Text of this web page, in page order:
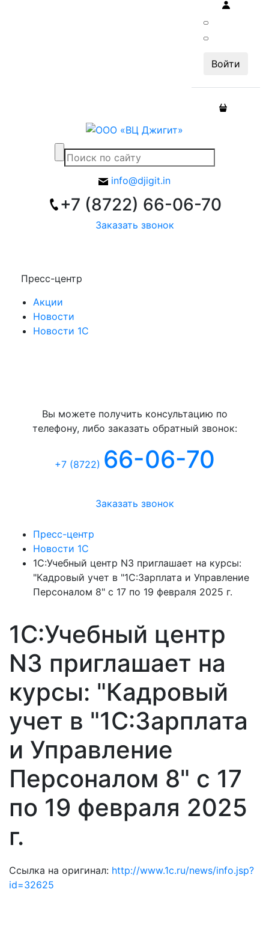
info@djigit.in
+7 (8722) 66-06-70
Заказать звонок
Пресс-центр
Акции
Новости
Новости 1С
Вы можете получить консультацию по
телефону, либо заказать обратный звонок:
+7 (8722) 66-06-70
Заказать звонок
Пресс-центр
Новости 1С
1С:Учебный центр N3 приглашает на курсы:
"Кадровый учет в "1С:Зарплата и Управление
Персоналом 8" с 17 по 19 февраля 2025 г.
1С:Учебный центр
N3 приглашает на
курсы: "Кадровый
учет в "1С:Зарплата
и Управление
Персоналом 8" с 17
по 19 февраля 2025
г.
Ссылка на оригинал: http://www.1c.ru/news/info.jsp?
id=32625